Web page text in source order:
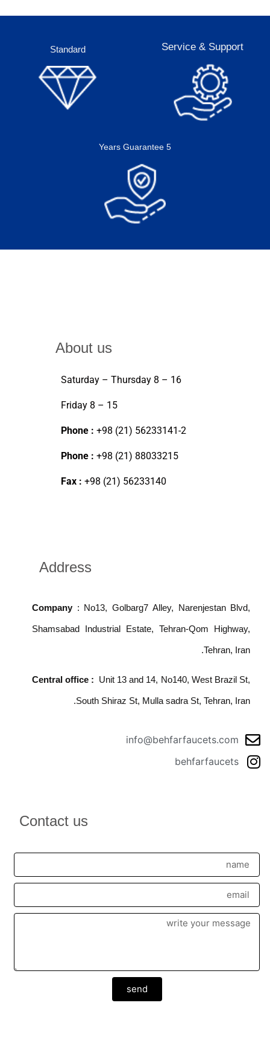
Service & Support
Standard
5 Years Guarantee
About us
Saturday – Thursday 8 – 16
Friday 8 – 15
Phone : +98 (21) 56233141-2
Phone : +98 (21) 88033215
Fax : +98 (21) 56233140
Address
Company : No13, Golbarg7 Alley, Narenjestan Blvd,
Shamsabad Industrial Estate, Tehran-Qom Highway,
Tehran, Iran.
Central office : Unit 13 and 14, No140, West Brazil St,
South Shiraz St, Mulla sadra St, Tehran, Iran.
info@behfarfaucets.com
behfarfaucets
Contact us
send